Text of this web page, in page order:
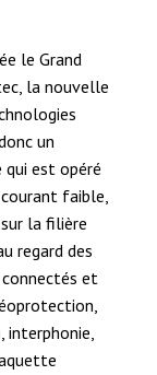
le Grand
la nouvelle
un
qui est opéré
faible,
la filière
regard des
et
interphonie,